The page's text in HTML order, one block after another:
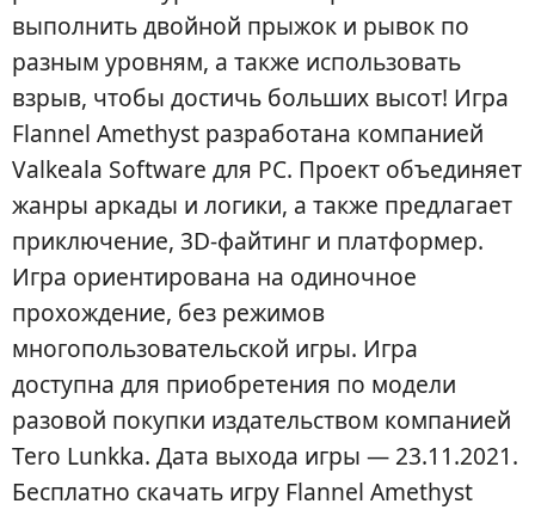
выполнить двойной прыжок и рывок по
разным уровням, а также использовать
взрыв, чтобы достичь больших высот! Игра
Flannel Amethyst разработана компанией
Valkeala Software для PC. Проект объединяет
жанры аркады и логики, а также предлагает
приключение, 3D-файтинг и платформер.
Игра ориентирована на одиночное
прохождение, без режимов
многопользовательской игры. Игра
доступна для приобретения по модели
разовой покупки издательством компанией
Tero Lunkka. Дата выхода игры — 23.11.2021.
Бесплатно скачать игру Flannel Amethyst